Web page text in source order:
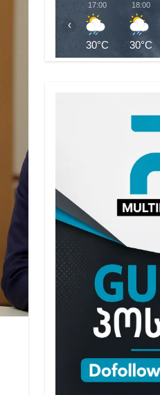
17:00
30°C
18:00
30°C
‹